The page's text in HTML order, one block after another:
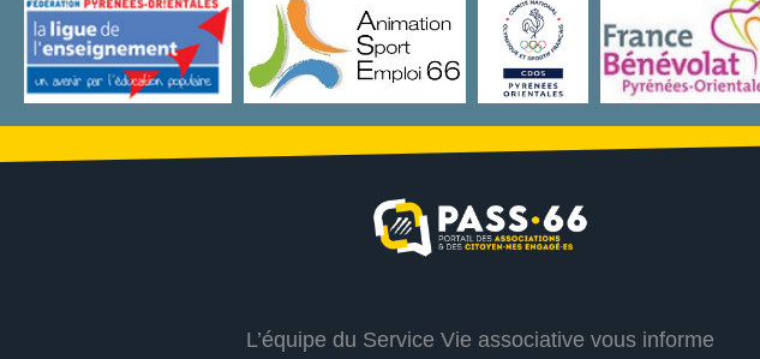
L’équipe du Service Vie associative vous informe